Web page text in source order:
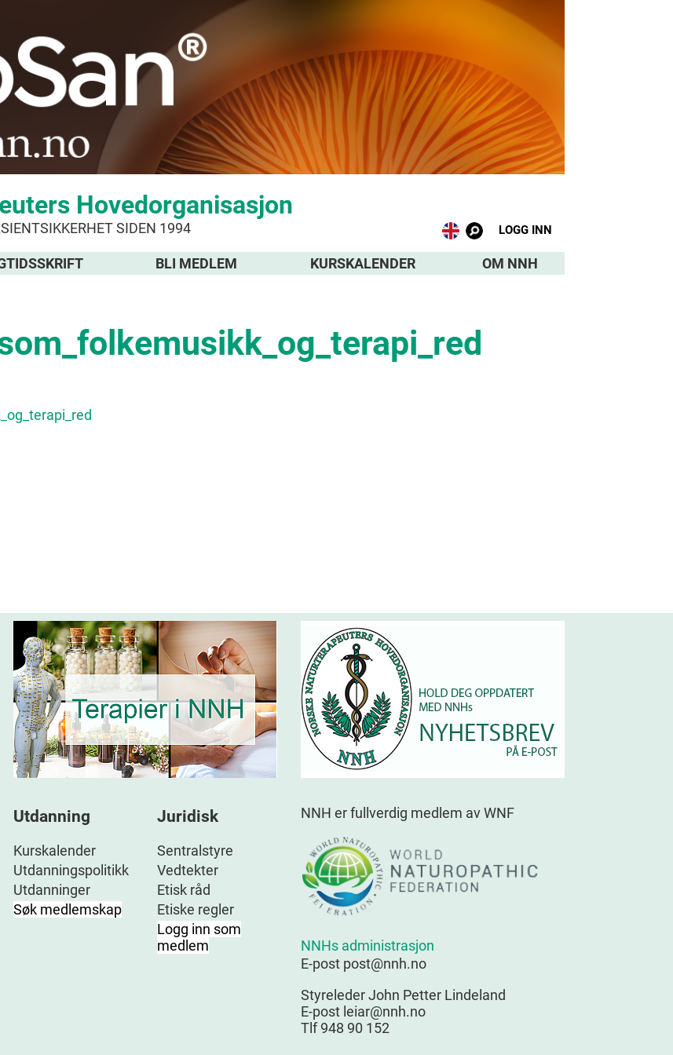
Hovedorganisasjon
SIDEN 1994 LOGG INN
BLI MEDLEM KURSKALENDER OM NNH
Utdanning
Kurskalender
Utdanningspolitikk
Utdanninger
Søk medlemskap
Juridisk
Sentralstyre
Vedtekter
Etisk råd
Etiske regler
Logg inn som
medlem
NNH er fullverdig medlem av WNF
NNHs administrasjon
E-post post@nnh.no
Styreleder John Petter Lindeland
E-post leiar@nnh.no
Tlf 948 90 152